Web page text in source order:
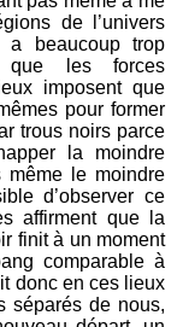
de l’univers
beaucoup trop
que les forces
imposent que
pour former
trous noirs parce
la moindre
même le moindre
d’observer ce
affirment que la
finit à un moment
comparable à
donc en ces lieux
séparés de nous,